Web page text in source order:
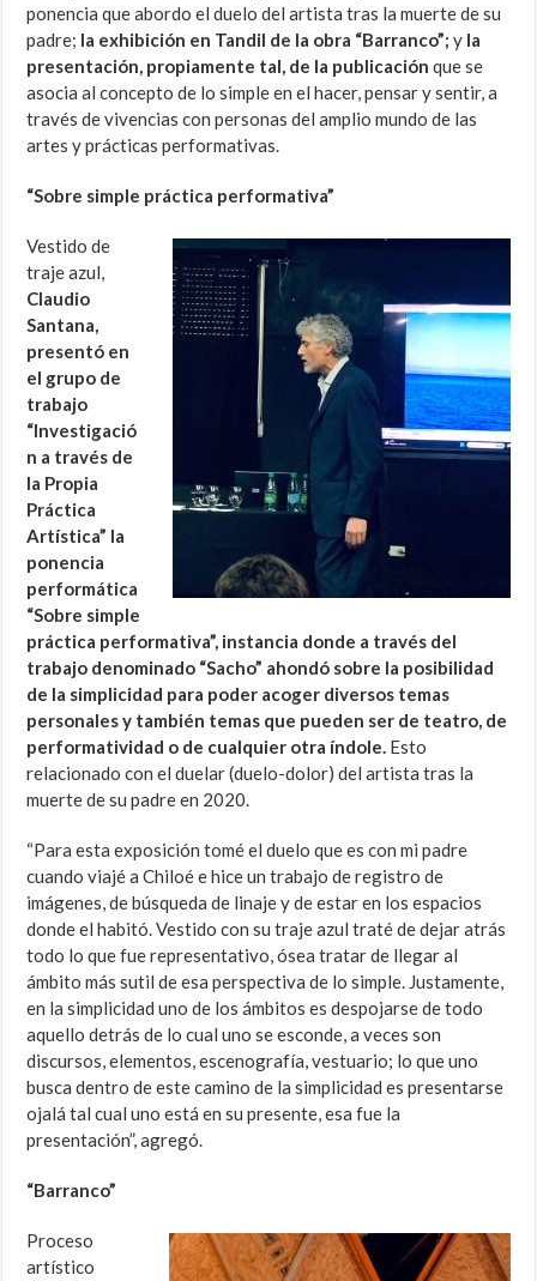
ponencia que abordo el duelo del artista tras la muerte de su
padre; la exhibición en Tandil de la obra “Barranco”; y la
presentación, propiamente tal, de la publicación que se
asocia al concepto de lo simple en el hacer, pensar y sentir, a
través de vivencias con personas del amplio mundo de las
artes y prácticas performativas.
“Sobre simple práctica performativa”
Vestido de
traje azul,
Claudio
Santana,
presentó en
el grupo de
trabajo
“Investigació
n a través de
la Propia
Práctica
Artística” la
ponencia
performática
“Sobre simple
práctica performativa”, instancia donde a través del
trabajo denominado “Sacho” ahondó sobre la posibilidad
de la simplicidad para poder acoger diversos temas
personales y también temas que pueden ser de teatro, de
performatividad o de cualquier otra índole. Esto
relacionado con el duelar (duelo-dolor) del artista tras la
muerte de su padre en 2020.
“Para esta exposición tomé el duelo que es con mi padre
cuando viajé a Chiloé e hice un trabajo de registro de
imágenes, de búsqueda de linaje y de estar en los espacios
donde el habitó. Vestido con su traje azul traté de dejar atrás
todo lo que fue representativo, ósea tratar de llegar al
ámbito más sutil de esa perspectiva de lo simple. Justamente,
en la simplicidad uno de los ámbitos es despojarse de todo
aquello detrás de lo cual uno se esconde, a veces son
discursos, elementos, escenografía, vestuario; lo que uno
busca dentro de este camino de la simplicidad es presentarse
ojalá tal cual uno está en su presente, esa fue la
presentación”, agregó.
“Barranco”
Proceso
artístico